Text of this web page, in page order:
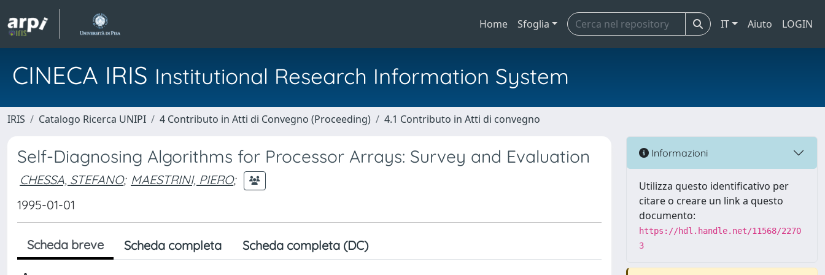
Home Sfoglia IT Aiuto LOGIN
CINECA IRIS Institutional Research Information System
IRIS Catalogo Ricerca UNIPI 4 Contributo in Atti di Convegno (Proceeding) 4.1 Contributo in Atti di convegno
Self-Diagnosing Algorithms for Processor Arrays: Survey and Evaluation
CHESSA, STEFANO; MAESTRINI, PIERO;
1995-01-01
Scheda breve Scheda completa Scheda completa (DC)
Informazioni
Utilizza questo identificativo per
citare o creare un link a questo
documento:
https://hdl.handle.net/11568/2270
3